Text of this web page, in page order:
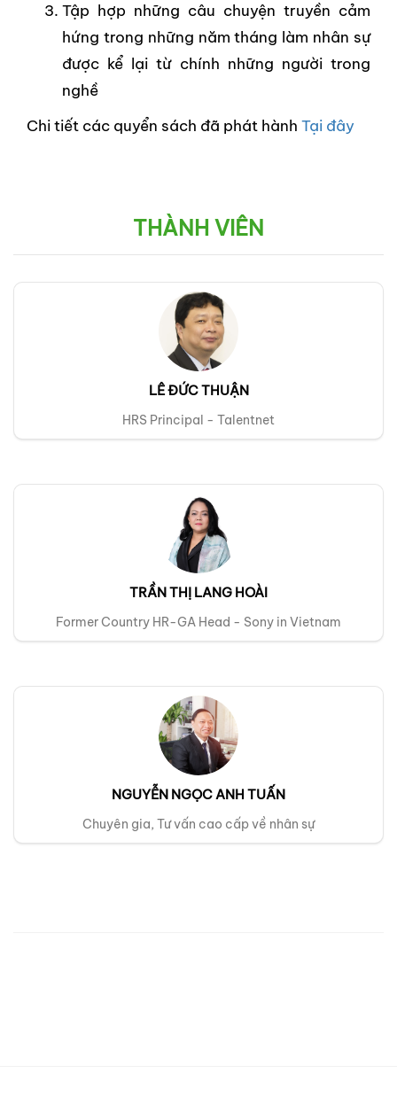
Tập hợp những câu chuyện truyền cảm
hứng trong những năm tháng làm nhân sự
được kể lại từ chính những người trong
nghề
Chi tiết các quyển sách đã phát hành Tại đây
THÀNH VIÊN
LÊ ĐỨC THUẬN
HRS Principal - Talentnet
TRẦN THỊ LANG HOÀI
Former Country HR-GA Head - Sony in Vietnam
NGUYỄN NGỌC ANH TUẤN
Chuyên gia, Tư vấn cao cấp về nhân sự